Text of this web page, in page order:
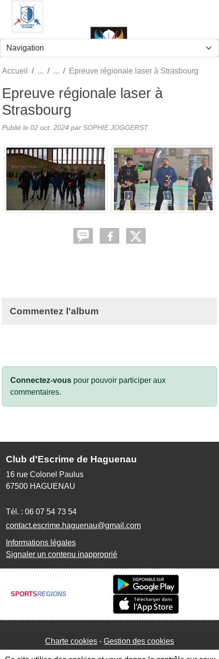
Accueil Epreuve régionale laser à Strasbourg
Epreuve régionale laser à
Strasbourg
Publié le 02 oct. 2024 par SOPHIE JOGGERST
Commentez l'album
Connectez-vous pour pouvoir participer aux
commentaires.
Club d'Escrime de Haguenau
16 rue Colonel Paulus
67500 HAGUENAU
Tél. : 06 07 54 73 54
contact.escrime.haguenau@gmail.com
Informations légales
Signaler un contenu inapproprié
SPORTSREGIONS
Charte cookies Gestion des cookies
Panneau de gestion des cookies